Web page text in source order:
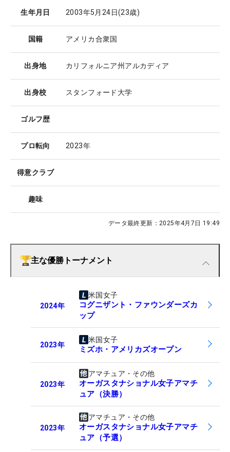
生年月日 2003年5月24日(23歳)
国籍 アメリカ合衆国
出身地 カリフォルニア州アルカディア
出身校 スタンフォード大学
ゴルフ歴
プロ転向 2023年
得意クラブ
趣味
データ最終更新： 2025年4月7日 19:49
主な優勝トーナメント
2024年
米国女子
コグニザント・ファウンダーズカ
ップ
2023年
米国女子
ミズホ・アメリカズオープン
2023年
アマチュア・その他
オーガスタナショナル女子アマチ
ュア（決勝）
2023年
アマチュア・その他
オーガスタナショナル女子アマチ
ュア（予選）